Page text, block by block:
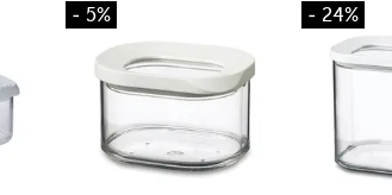
- 5% - 24%